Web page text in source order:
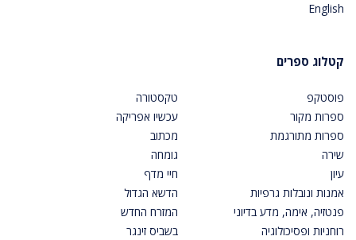
English
קטלוג ספרים
פוסטקפ
ספרות מקור
ספרות מתורגמת
שירה
עיון
אמנות ונובלות גרפיות
פנטזיה, אימה, מדע בדיוני
רוחניות ופסיכולוגיה
טקסטורה
עכשיו אפריקה
מכתוב
גומחה
חיי מדף
הדשא הגדול
המזרח החדש
בשביס זינגר